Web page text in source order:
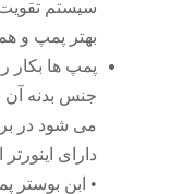
سیستم تقویت کننده
بهتر پمپ و همچنین
پمپ ها بکار رفته
جنس بدنه آن از
می شود در برابر
دارای اینورتر است
• ابن بوستر پمپ